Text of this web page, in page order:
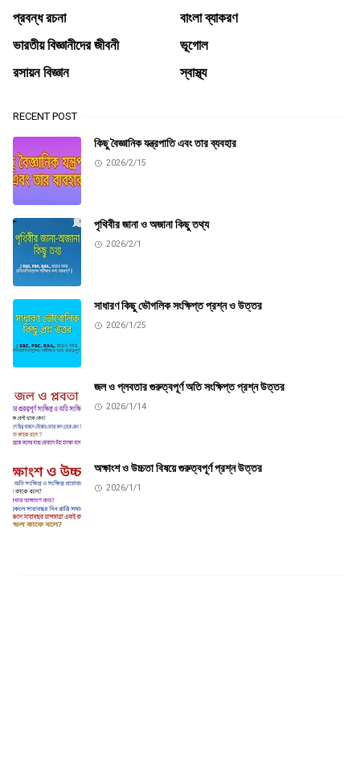
প্রবন্ধ রচনা
বাংলা ব্যাকরণ
ভারতীয় বিজ্ঞানীদের জীবনী
ভূগোল
রসায়ন বিজ্ঞান
স্বাস্থ্য
RECENT POST
কিছু বৈজ্ঞানিক যন্ত্রপাতি এবং তার ব্যবহার
2026/2/15
পৃথিবীর জানা ও অজানা কিছু তথ্য
2026/2/1
সাধারণ কিছু ভৌগলিক সংক্ষিপ্ত প্রশ্ন ও উত্তর
2026/1/25
জল ও প্লবতার গুরুত্বপূর্ণ অতি সংক্ষিপ্ত প্রশ্ন উত্তর
2026/1/14
অক্ষাংশ ও উচ্চতা বিষয়ে গুরুত্বপূর্ণ প্রশ্ন উত্তর
2026/1/1